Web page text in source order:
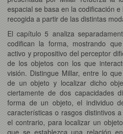
espacial se basa en la codificación
recogida a partir de las distintas
El capítulo 5 analiza
codifican la forma, mostrando
activo y propositivo del perceptor
de los objetos con los que
visión. Distingue Millar, entre lo
de un objeto y localizar dicho
ciertamente de dos capacidades
forma de un objeto, el individuo
características o rasgos distintivos
el contrario, para localizar un
que se establezca una relación